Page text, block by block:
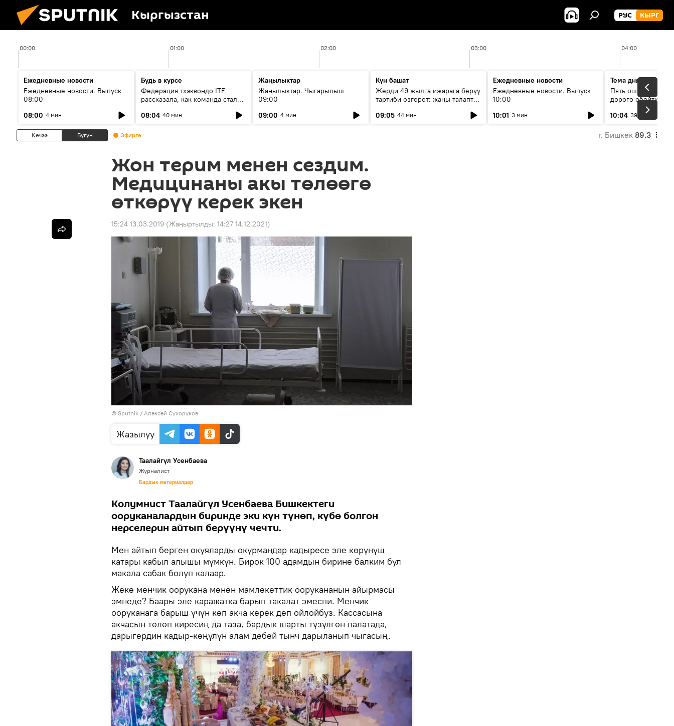
Кыргызстан РУС КЫРГ
00:00 01:00 02:00 03:00 04:00
Ежедневные новости
Ежедневные новости. Выпуск
08:00
08:00 4 мин
Будь в курсе
Федерация тхэквондо ITF
рассказала, как команда стала
08:04 40 мин
Жаңылыктар
Жаңылыктар. Чыгарылыш
09:00
09:00 4 мин
Күн башат
Жерди 49 жылга ижарага берүү
тартиби өзгөрөт: жаңы талаптар
09:05 44 мин
Ежедневные новости
Ежедневные новости. Выпуск
10:00
10:01 3 мин
Тема дня
Пять ошибок
дорого обойтись
10:04 39 мин
Кечээ Бүгүн Эфирге г. Бишкек 89.3
Жон терим менен сездим.
Медицинаны акы төлөөгө
өткөрүү керек экен
15:24 13.03.2019 (Жаңыртылды: 14:27 14.12.2021)
© Sputnik / Алексей Сухоруков
Жазылуу
Таалайгүл Усенбаева
Журналист
Бардык материалдар
Колумнист Таалайгүл Усенбаева Бишкектеги
ооруканалардын биринде эки күн түнөп, күбө болгон
нерселерин айтып берүүнү чечти.
Мен айтып берген окуяларды окурмандар кадыресе эле көрүнүш
катары кабыл алышы мүмкүн. Бирок 100 адамдын бирине балким бул
макала сабак болуп калаар.
Жеке менчик оорукана менен мамлекеттик оорукананын айырмасы
эмнеде? Баары эле каражатка барып такалат эмеспи. Менчик
ооруканага барыш үчүн көп акча керек деп ойлойбуз. Кассасына
акчасын төлөп киресиң да таза, бардык шарты түзүлгөн палатада,
дарыгердин кадыр-көңүлүн алам дебей тынч дарыланып чыгасың.